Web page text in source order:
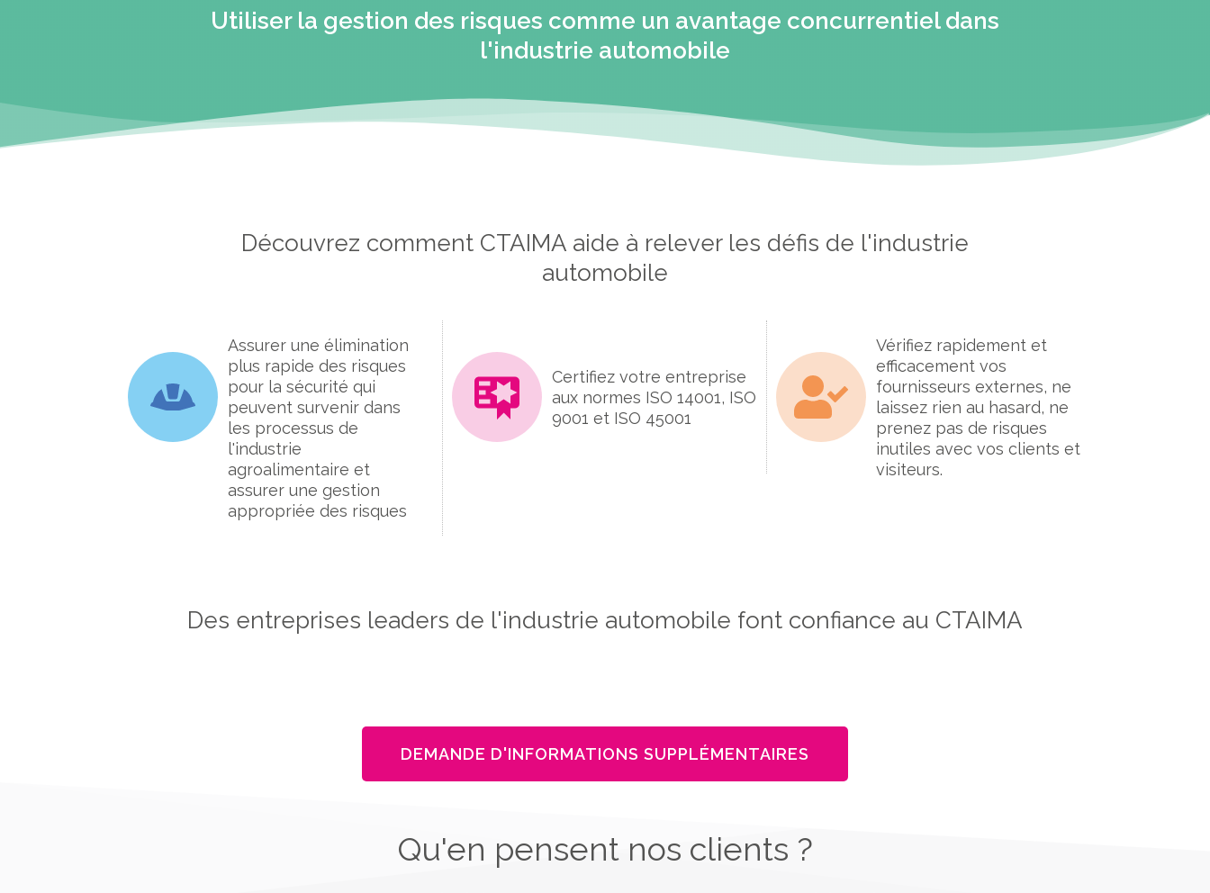
Utiliser la gestion des risques comme un avantage concurrentiel dans
l'industrie automobile
Découvrez comment CTAIMA aide à relever les défis de l'industrie
automobile
Assurer une élimination
plus rapide des risques
pour la sécurité qui
peuvent survenir dans
les processus de
l'industrie
agroalimentaire et
assurer une gestion
appropriée des risques
Certifiez votre entreprise
aux normes ISO 14001, ISO
9001 et ISO 45001
Vérifiez rapidement et
efficacement vos
fournisseurs externes, ne
laissez rien au hasard, ne
prenez pas de risques
inutiles avec vos clients et
visiteurs.
Des entreprises leaders de l'industrie automobile font confiance au CTAIMA
DEMANDE D'INFORMATIONS SUPPLÉMENTAIRES
Qu'en pensent nos clients ?